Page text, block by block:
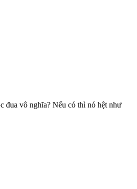
đua vô nghĩa? Nếu có thì nó hệt như